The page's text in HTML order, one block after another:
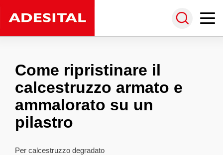
Come ripristinare il
calcestruzzo armato e
ammalorato su un
pilastro
Per calcestruzzo degradato